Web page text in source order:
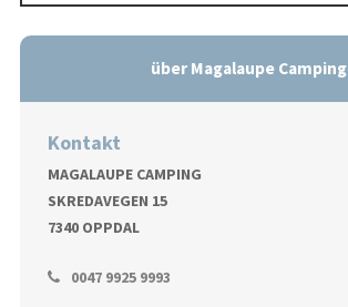
über Magalaupe Camping
Kontakt
MAGALAUPE CAMPING
SKREDAVEGEN 15
7340 OPPDAL
0047 9925 9993